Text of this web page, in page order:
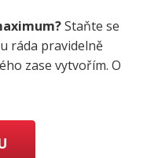
Staňte se
ráda pravidelně
zase vytvořím. O